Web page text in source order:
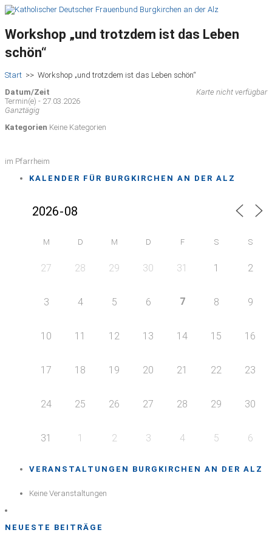
Workshop „und trotzdem ist das Leben
schön“
Start >> Workshop „und trotzdem ist das Leben schön“
Karte nicht verfügbar
Datum/Zeit
Termin(e) - 27.03.2026
Ganztägig
Kategorien Keine Kategorien
im Pfarrheim
KALENDER FÜR BURGKIRCHEN AN DER ALZ
M D M D F S S
27 28 29 30 31 1 2
3 4 5 6 7 8 9
10 11 12 13 14 15 16
17 18 19 20 21 22 23
24 25 26 27 28 29 30
31 1 2 3 4 5 6
VERANSTALTUNGEN BURGKIRCHEN AN DER ALZ
Keine Veranstaltungen
NEUESTE BEITRÄGE